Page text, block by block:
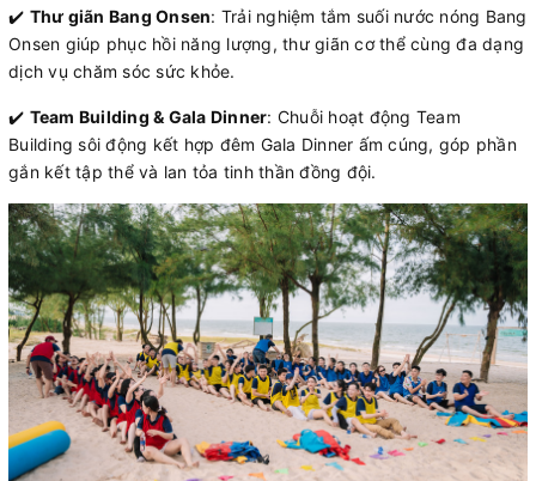
✔️ Thư giãn Bang Onsen: Trải nghiệm tắm suối nước nóng Bang
Onsen giúp phục hồi năng lượng, thư giãn cơ thể cùng đa dạng
dịch vụ chăm sóc sức khỏe.
✔️ Team Building & Gala Dinner: Chuỗi hoạt động Team
Building sôi động kết hợp đêm Gala Dinner ấm cúng, góp phần
gắn kết tập thể và lan tỏa tinh thần đồng đội.